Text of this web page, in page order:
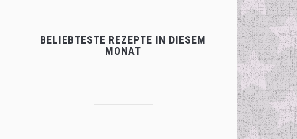
BELIEBTESTE REZEPTE IN DIESEM
MONAT